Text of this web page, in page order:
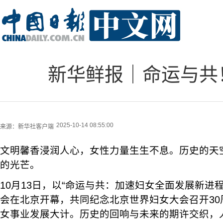
新华鲜报｜命运与
来源： 新华社客户端 2025-10-14 08:55:00
文明馨香浸润人心，女性力量生生不息。历史的
的光芒。
10月13日，以“命运与共：加速妇女全面发展新进
会在北京开幕，共同纪念北京世界妇女大会召开
女事业发展大计。历史的回响与未来的期许交织